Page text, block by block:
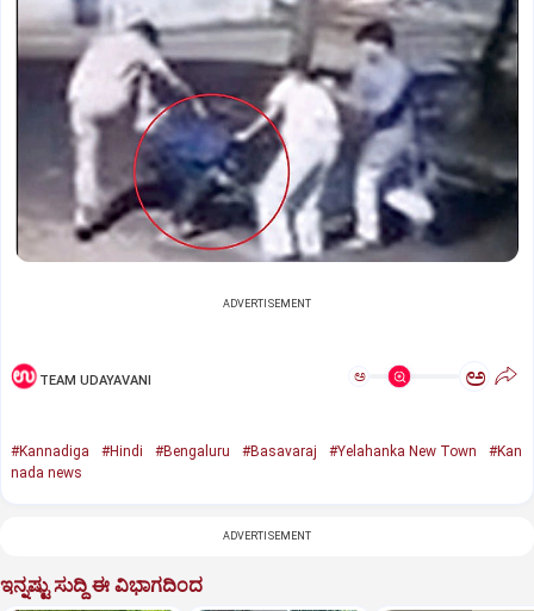
ADVERTISEMENT
TEAM UDAYAVANI ಅ ಅ
#Kannadiga #Hindi #Bengaluru #Basavaraj #Yelahanka New Town
#Kan
nada news
ADVERTISEMENT
ಇನ್ನಷ್ಟು ಸುದ್ದಿ ಈ ವಿಭಾಗದಿಂದ